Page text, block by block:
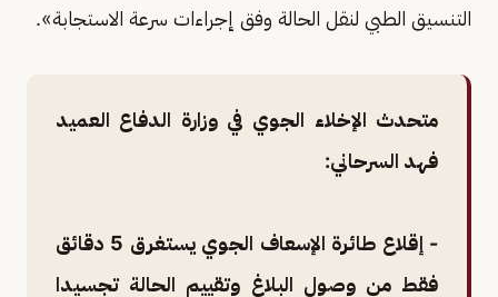
التنسيق الطبي لنقل الحالة وفق إجراءات سرعة الاستجابة».
متحدث الإخلاء الجوي في وزارة الدفاع العميد
فهد السرحاني:
- إقلاع طائرة الإسعاف الجوي يستغرق 5 دقائق
فقط من وصول البلاغ وتقييم الحالة تجسيدا